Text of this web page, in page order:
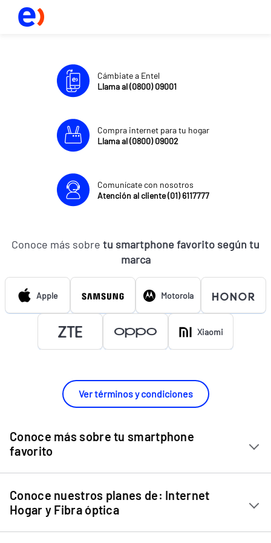
Cámbiate a Entel
Llama al (0800) 09001
Compra internet para tu hogar
Llama al (0800) 09002
Comunícate con nosotros
Atención al cliente (01) 6117777
Conoce más sobre tu smartphone favorito según tu
marca
Apple Motorola
Xiaomi
Ver términos y condiciones
Conoce más sobre tu smartphone
favorito
Chip Entel
Apple iPhone 11
Apple iPhone 12 Mini
Conoce nuestros planes de: Internet
Hogar y Fibra óptica
Internet Hogar